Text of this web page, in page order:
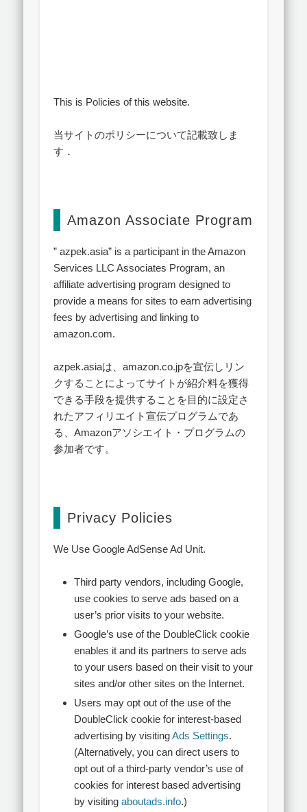
This is Policies of this website.
当サイトのポリシーについて記載致しま
す．
Amazon Associate Program
” azpek.asia” is a participant in the Amazon
Services LLC Associates Program, an
affiliate advertising program designed to
provide a means for sites to earn advertising
fees by advertising and linking to
amazon.com.
azpek.asiaは、amazon.co.jpを宣伝しリン
クすることによってサイトが紹介料を獲得
できる手段を提供することを目的に設定さ
れたアフィリエイト宣伝プログラムであ
る、Amazonアソシエイト・プログラムの
参加者です。
Privacy Policies
We Use Google AdSense Ad Unit.
Third party vendors, including Google,
use cookies to serve ads based on a
user’s prior visits to your website.
Google’s use of the DoubleClick cookie
enables it and its partners to serve ads
to your users based on their visit to your
sites and/or other sites on the Internet.
Users may opt out of the use of the
DoubleClick cookie for interest-based
advertising by visitingAds Settings.
(Alternatively, you can direct users to
opt out of a third-party vendor’s use of
cookies for interest based advertising
by visitingaboutads.info.)